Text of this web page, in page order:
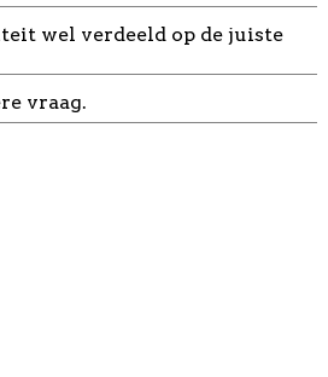
wel verdeeld op de juiste
vraag.